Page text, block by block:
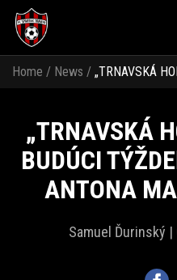
Home / News / „TRNAVSKÁ
„TRNAVSKÁ
BUDÚCI
ANTONA
Samuel Ďurinský |